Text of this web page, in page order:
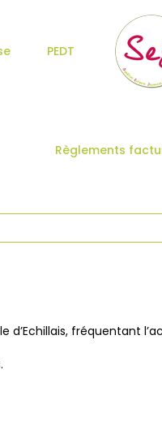
PEDT
Règlements
d’Echillais, fréquentant